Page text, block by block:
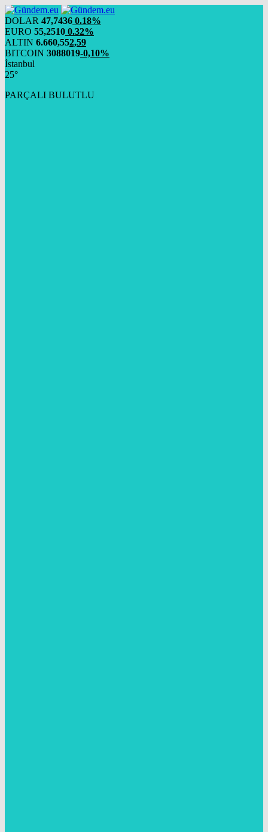
DOLAR 47,7436 0.18%
EURO 55,2510 0.32%
ALTIN 6.660,552,59
BITCOIN 3088019-0,10%
İstanbul
25°
PARÇALI BULUTLU